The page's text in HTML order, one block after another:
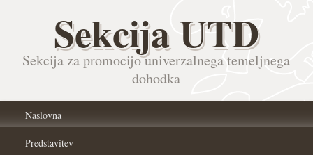
Sekcija UTD
Sekcija za promocijo univerzalnega temeljnega
dohodka
Naslovna
Predstavitev